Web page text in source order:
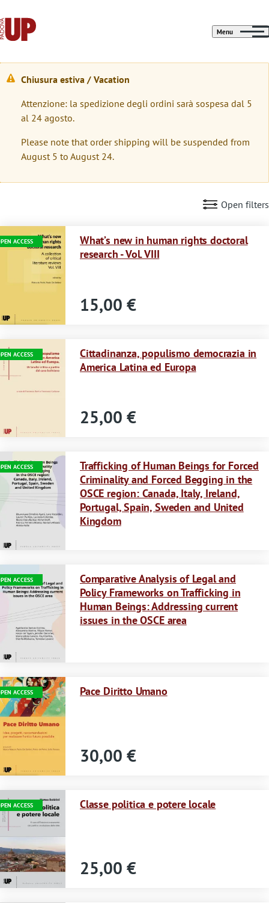
Menu
W
a
r
n
i
m
a
g
e
Chiusura estiva / Vacation
Attenzione: la spedizione degli ordini sarà sospesa dal 5
al 24 agosto.
Please note that order shipping will be suspended from
August 5 to August 24.
Open filters
ACCESS
Immagine
What’s new in human rights doctoral
research - Vol. VIII
15,00 €
ACCESS
Immagine
Cittadinanza, populismo democrazia in
America Latina ed Europa
25,00 €
ACCESS
Immagine
Trafficking of Human Beings for Forced
Criminality and Forced Begging in the
OSCE region: Canada, Italy, Ireland,
Portugal, Spain, Sweden and United
Kingdom
ACCESS
Immagine
Comparative Analysis of Legal and
Policy Frameworks on Trafficking in
Human Beings: Addressing current
issues in the OSCE area
ACCESS
Immagine Pace Diritto Umano
30,00 €
ACCESS
Immagine Classe politica e potere locale
25,00 €